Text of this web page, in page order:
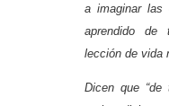
a imaginar las
aprendido
lección de vida
Dicen que